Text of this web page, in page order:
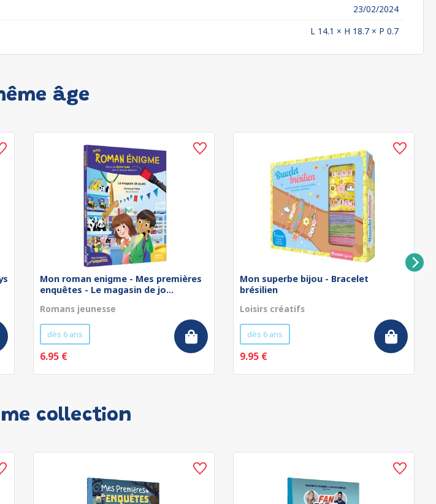
23/02/2024
L 14.1 × H 18.7 × P 0.7
âge
Mon roman enigme - Mes premières
enquêtes - Le magasin de jo...
Romans jeunesse
dès 6 ans
6.95 €
Mon superbe bijou - Bracelet
brésilien
Loisirs créatifs
dès 6 ans
9.95 €
collection